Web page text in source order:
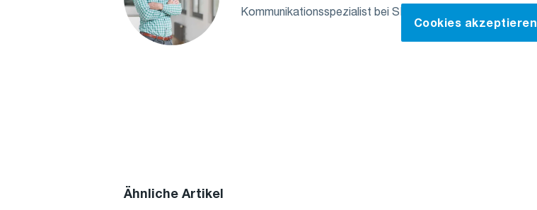
Cookies akzeptieren
Kommunikationsspezialist bei SIGA & Outdoor-Enthusiast
Ähnliche Artikel